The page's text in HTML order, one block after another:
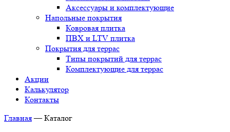
Аксессуары и комплектующие
Напольные покрытия
Ковровая плитка
ПВХ и LTV плитка
Покрытия для террас
Типы покрытий для террас
Комплектующие для террас
Акции
Калькулятор
Контакты
Главная — Каталог